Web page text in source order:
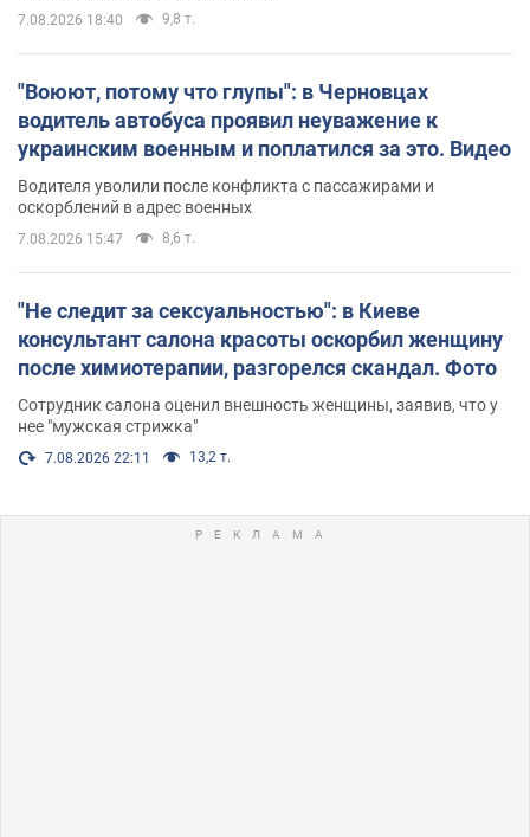
7.08.2026 18:40 9,8 т.
"Воюют, потому что глупы": в Черновцах
водитель автобуса проявил неуважение к
украинским военным и поплатился за это. Видео
Водителя уволили после конфликта с пассажирами и
оскорблений в адрес военных
7.08.2026 15:47 8,6 т.
"Не следит за сексуальностью": в Киеве
консультант салона красоты оскорбил женщину
после химиотерапии, разгорелся скандал. Фото
Сотрудник салона оценил внешность женщины, заявив, что у
нее "мужская стрижка"
7.08.2026 22:11 13,2 т.